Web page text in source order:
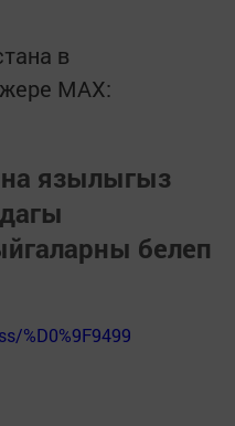
в
MАХ:
язылыгыз
белеп
%D0%9F9499